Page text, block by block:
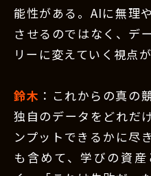
能性がある。AIに無理
させるのではなく、デ
リーに変えていく視点が
鈴木 ：これからの真の
独自のデータをどれだ
ンプットできるかに尽
も含めて、学びの資